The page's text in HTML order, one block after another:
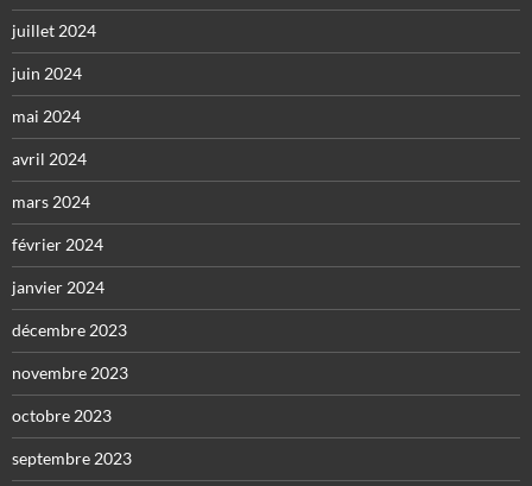
juillet 2024
juin 2024
mai 2024
avril 2024
mars 2024
février 2024
janvier 2024
décembre 2023
novembre 2023
octobre 2023
septembre 2023